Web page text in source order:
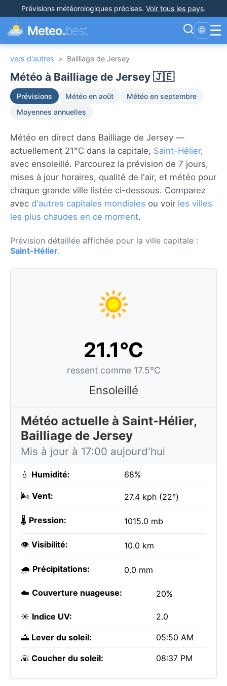
Prévisions météorologiques précises. Voir tous les pays.
Meteo.best 🌐 ☰
vers d'autres > Bailliage de Jersey
Météo à Bailliage de Jersey 🇯🇪
Prévisions Météo en août
Météo en septembre
Moyennes annuelles
Météo en direct dans Bailliage de Jersey —
actuellement 21°C dans la capitale, Saint-Hélier,
avec ensoleillé. Parcourez la prévision de 7 jours,
mises à jour horaires, qualité de l'air, et météo pour
chaque grande ville listée ci-dessous. Comparez
avec d'autres capitales mondiales ou voir les villes
les plus chaudes en ce moment.
Prévision détaillée affichée pour la ville capitale :
Saint-Hélier.
21.1°C
ressent comme 17.5°C
Ensoleillé
Météo actuelle à Saint-Hélier,
Bailliage de Jersey
Mis à jour à 17:00 aujourd'hui
💧 Humidité: 68%
🌬️ Vent: 27.4 kph (22°)
🌡️ Pression: 1015.0 mb
👁️ Visibilité: 10.0 km
🌧️ Précipitations: 0.0 mm
☁️ Couverture nuageuse: 20%
☀️ Indice UV: 2.0
🌅 Lever du soleil: 05:50 AM
🌇 Coucher du soleil: 08:37 PM